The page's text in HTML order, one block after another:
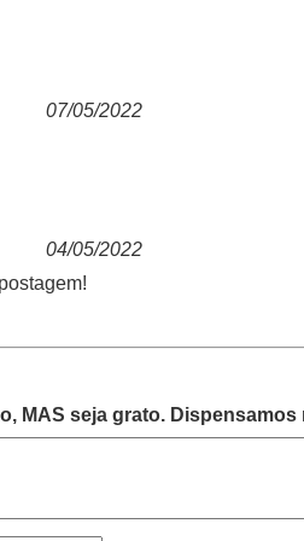
07/05/2022
04/05/2022
MAS seja grato.